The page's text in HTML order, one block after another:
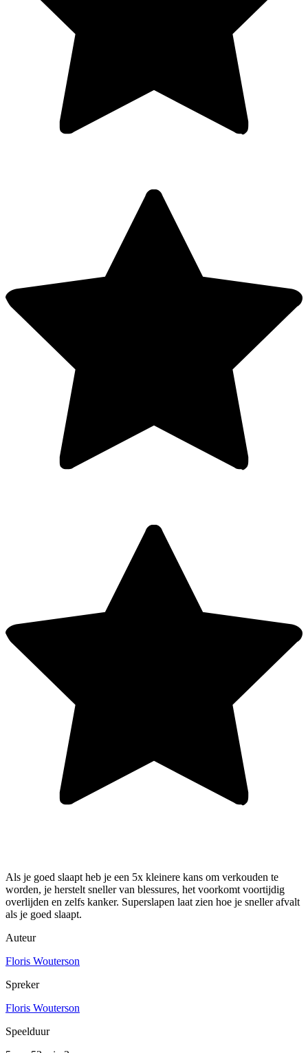
Als je goed slaapt heb je een 5x kleinere kans om verkouden te
worden, je herstelt sneller van blessures, het voorkomt voortijdig
overlijden en zelfs kanker. Superslapen laat zien hoe je sneller afvalt
als je goed slaapt.
Auteur
Floris Wouterson
Spreker
Floris Wouterson
Speelduur